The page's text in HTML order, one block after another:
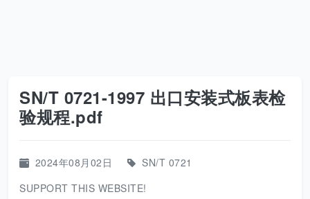
SN/T 0721-1997 出口安装式板表检
验规程.pdf
2024年08月02日
SN/T 0721
SUPPORT THIS WEBSITE!